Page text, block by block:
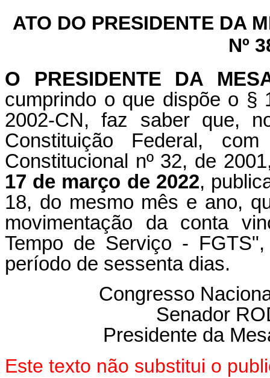
ATO DO PRESIDENTE DA
Nº
O PRESIDENTE DA
cumprindo o que dispõe o §
2002-CN, faz saber que,
Constituição Federal,
Constitucional nº 32, de
17 de março de 2022,
18, do mesmo mês e ano,
movimentação da conta
Tempo de Serviço -
período de sessenta dias.
Congresso
Senador
Presidente da
Este texto não substitui o